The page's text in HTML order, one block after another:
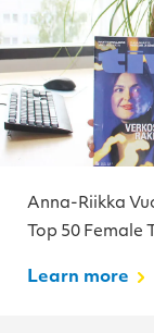
Anna-Riikka
Top 50 Female
Learn more